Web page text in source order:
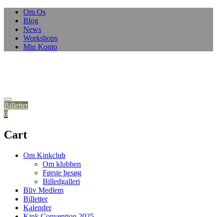
Om Os
Blog
News
Workshops
Min Konto
Billetter
0
Cart
Om Kinkclub
Om klubben
Første besøg
Billedgalleri
Bliv Medlem
Billetter
Kalender